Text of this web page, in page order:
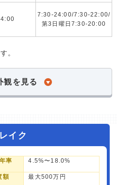
7:30-24:00/7:30-22:00/
第3日曜日7:30-20:00
。
観を見る
レイク
率 4.5%〜18.0%
額 最大500万円